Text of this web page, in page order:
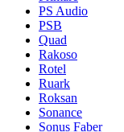
PS Audio
PSB
Quad
Rakoso
Rotel
Ruark
Roksan
Sonance
Sonus Faber